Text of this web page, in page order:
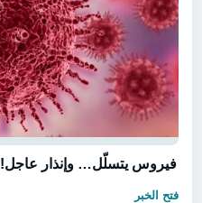
فيروس يتسلّل… وإنذار عاجل!
فتح الخبر